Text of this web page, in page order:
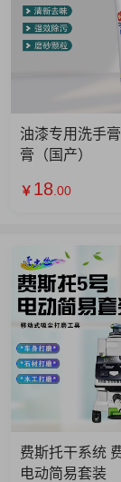
油漆专用洗手
膏（国产）
￥ 18 .00
费斯托干系统
电动简易套装